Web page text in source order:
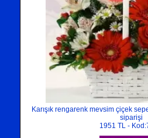
Karışık rengarenk mevsim çiçek
siparişi
1951 TL -